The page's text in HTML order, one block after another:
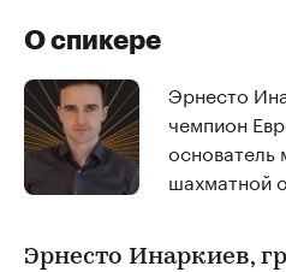
О спикере
Эрнесто
чемпион
шахматной
Эрнесто Инаркиев,